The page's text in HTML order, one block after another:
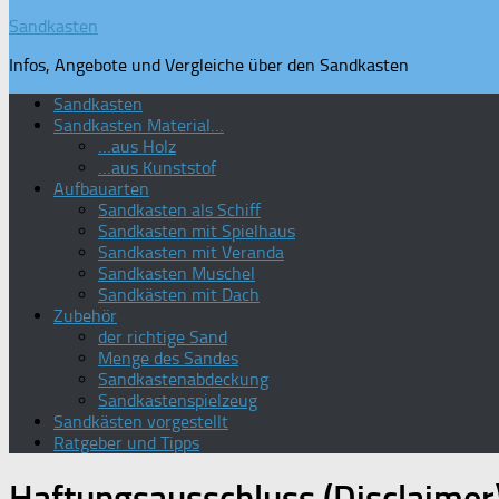
Sandkasten
Infos, Angebote und Vergleiche über den Sandkasten
Sandkasten
Sandkasten Material…
…aus Holz
…aus Kunststof
Aufbauarten
Sandkasten als Schiff
Sandkasten mit Spielhaus
Sandkasten mit Veranda
Sandkasten Muschel
Sandkästen mit Dach
Zubehör
der richtige Sand
Menge des Sandes
Sandkastenabdeckung
Sandkastenspielzeug
Sandkästen vorgestellt
Ratgeber und Tipps